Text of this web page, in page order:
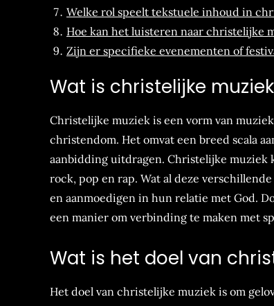
Welke rol speelt tekstuele inhoud in
Hoe kan het luisteren naar christelijke
Zijn er specifieke evenementen of
Wat is christelijke
Christelijke muziek is een vorm van
christendom. Het omvat een breed scala
aanbidding uitdragen. Christelijke muziek
rock, pop en rap. Wat al deze
en aanmoedigen in hun relatie met God.
een manier om verbinding te maken met
Wat is het doel van
Het doel van christelijke muziek is om